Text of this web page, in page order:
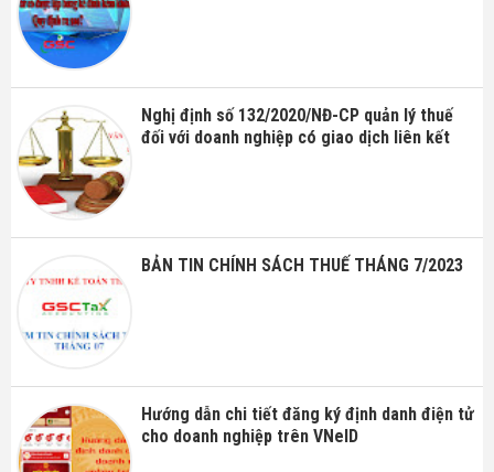
Nghị định số 132/2020/NĐ-CP quản lý thuế
đối với doanh nghiệp có giao dịch liên kết
BẢN TIN CHÍNH SÁCH THUẾ THÁNG 7/2023
Hướng dẫn chi tiết đăng ký định danh điện tử
cho doanh nghiệp trên VNeID